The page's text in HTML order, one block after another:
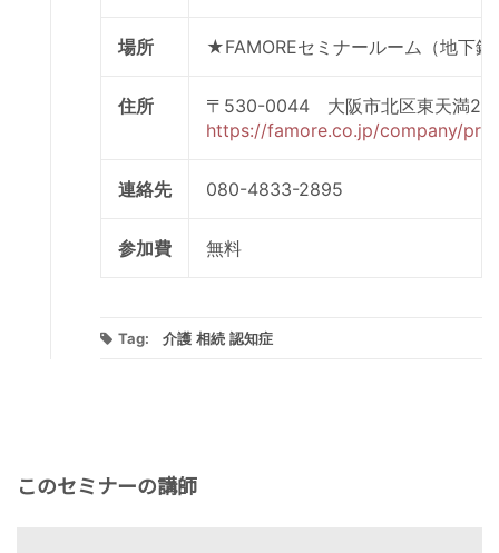
場所 ★FAMOREセミナールーム（地下
住所
〒530-0044 大阪市北区東天満2-
https://famore.co.jp/company/
連絡先 080-4833-2895
参加費 無料
Tag: 介護 相続 認知症
このセミナーの講師